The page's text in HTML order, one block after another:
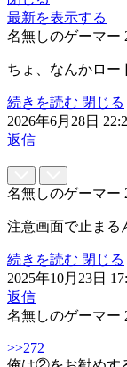
最新を表示する
名無しのゲーマー
ちょ、なんかロー
続きを読む 閉じる
2026年6月28日
返信
名無しのゲーマー
注意画面で止まる
続きを読む 閉じる
2025年10月23日
返信
名無しのゲーマー
>>272